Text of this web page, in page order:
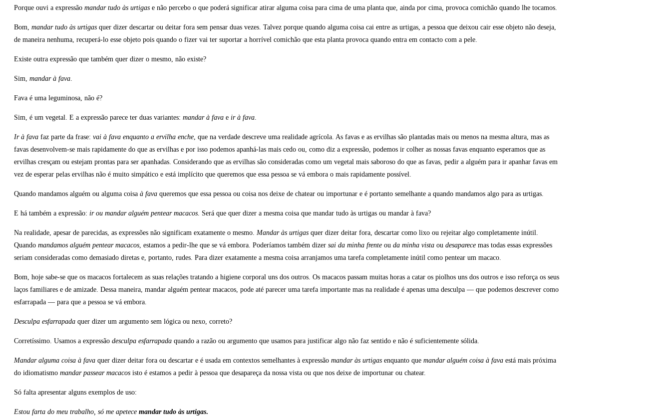
Porque ouvi a expressão mandar tudo às urtigas e não percebo o que poderá significar atirar alguma coisa para cima de uma planta que, ainda por cima, provoca comichão quando lhe tocamos.
Bom, mandar tudo às urtigas quer dizer descartar ou deitar fora sem pensar duas vezes. Talvez porque quando alguma coisa cai entre as urtigas, a pessoa que deixou cair esse objeto não deseja,
de maneira nenhuma, recuperá-lo esse objeto pois quando o fizer vai ter suportar a horrível comichão que esta planta provoca quando entra em contacto com a pele.
Existe outra expressão que também quer dizer o mesmo, não existe?
Sim, mandar à fava.
Fava é uma leguminosa, não é?
Sim, é um vegetal. E a expressão parece ter duas variantes: mandar à fava e ir à fava.
Ir à fava faz parte da frase: vai à fava enquanto a ervilha enche, que na verdade descreve uma realidade agrícola. As favas e as ervilhas são plantadas mais ou menos na mesma altura, mas as
favas desenvolvem-se mais rapidamente do que as ervilhas e por isso podemos apanhá-las mais cedo ou, como diz a expressão, podemos ir colher as nossas favas enquanto esperamos que as
ervilhas cresçam ou estejam prontas para ser apanhadas. Considerando que as ervilhas são consideradas como um vegetal mais saboroso do que as favas, pedir a alguém para ir apanhar favas em
vez de esperar pelas ervilhas não é muito simpático e está implícito que queremos que essa pessoa se vá embora o mais rapidamente possível.
Quando mandamos alguém ou alguma coisa à fava queremos que essa pessoa ou coisa nos deixe de chatear ou importunar e é portanto semelhante a quando mandamos algo para as urtigas.
E há também a expressão: ir ou mandar alguém pentear macacos. Será que quer dizer a mesma coisa que mandar tudo às urtigas ou mandar à fava?
Na realidade, apesar de parecidas, as expressões não significam exatamente o mesmo. Mandar às urtigas quer dizer deitar fora, descartar como lixo ou rejeitar algo completamente inútil.
Quando mandamos alguém pentear macacos, estamos a pedir-lhe que se vá embora. Poderíamos também dizer sai da minha frente ou da minha vista ou desaparece mas todas essas expressões
seriam consideradas como demasiado diretas e, portanto, rudes. Para dizer exatamente a mesma coisa arranjamos uma tarefa completamente inútil como pentear um macaco.
Bom, hoje sabe-se que os macacos fortalecem as suas relações tratando a higiene corporal uns dos outros. Os macacos passam muitas horas a catar os piolhos uns dos outros e isso reforça os seus
laços familiares e de amizade. Dessa maneira, mandar alguém pentear macacos, pode até parecer uma tarefa importante mas na realidade é apenas uma desculpa — que podemos descrever como
esfarrapada — para que a pessoa se vá embora.
Desculpa esfarrapada quer dizer um argumento sem lógica ou nexo, correto?
Corretíssimo. Usamos a expressão desculpa esfarrapada quando a razão ou argumento que usamos para justificar algo não faz sentido e não é suficientemente sólida.
Mandar alguma coisa à fava quer dizer deitar fora ou descartar e é usada em contextos semelhantes à expressão mandar às urtigas enquanto que mandar alguém coisa à fava está mais próxima
do idiomatismo mandar passear macacos isto é estamos a pedir à pessoa que desapareça da nossa vista ou que nos deixe de importunar ou chatear.
Só falta apresentar alguns exemplos de uso:
Estou farta do meu trabalho, só me apetece mandar tudo às urtigas.